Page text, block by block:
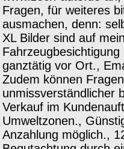
Fragen, für weiteres
ausmachen, denn:
XL Bilder sind auf
ganztätig vor Ort.,
Zudem können
unmissverständlicher
Verkauf im
Umweltzonen.,
Anzahlung möglich.,